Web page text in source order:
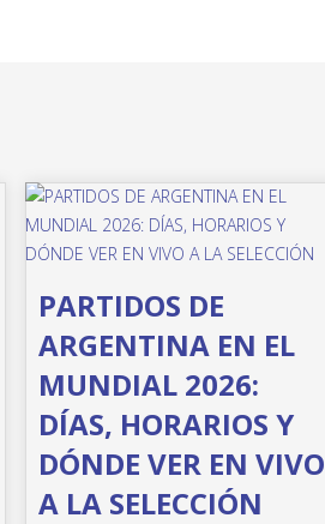
PARTIDOS DE
ARGENTINA EN EL
MUNDIAL 2026:
DÍAS, HORARIOS Y
DÓNDE VER EN VIVO
A LA SELECCIÓN